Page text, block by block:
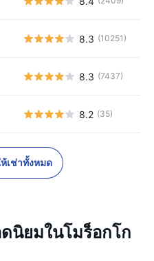
8.3 (10251)
8.3 (7437)
8.2 (35)
เช่าทั้งหมด
นิยมในโมร็อกโก